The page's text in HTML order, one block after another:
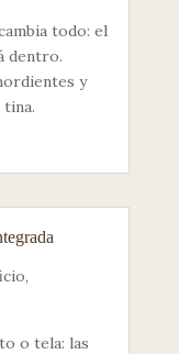
todo: el
dentro.
y
tina.
,
o tela: las